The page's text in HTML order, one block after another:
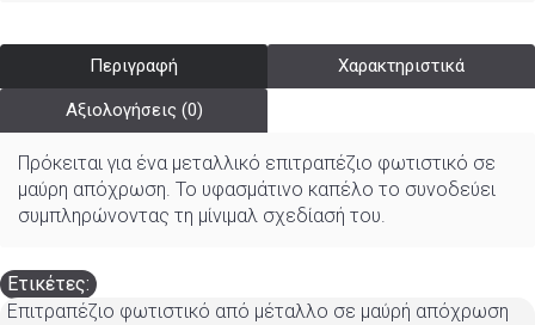
Περιγραφή Χαρακτηριστικά
Αξιολογήσεις (0)
Πρόκειται για ένα μεταλλικό επιτραπέζιο φωτιστικό σε
μαύρη απόχρωση. Το υφασμάτινο καπέλο το συνοδεύει
συμπληρώνοντας τη μίνιμαλ σχεδίασή του.
Ετικέτες:
Επιτραπέζιο φωτιστικό από μέταλλο σε μαύρή απόχρωση